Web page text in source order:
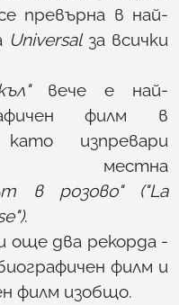
превърна в най-
Universal за всички
вече е най-
филм в
изпревари
местна
в розово" ("La
.
два рекорда -
филм и
филм изобщо.